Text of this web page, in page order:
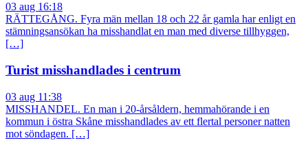
03 aug 16:18
RÄTTEGÅNG. Fyra män mellan 18 och 22 år gamla har enligt en
stämningsansökan ha misshandlat en man med diverse tillhyggen,
[…]
Turist misshandlades i centrum
03 aug 11:38
MISSHANDEL. En man i 20-årsåldern, hemmahörande i en
kommun i östra Skåne misshandlades av ett flertal personer natten
mot söndagen. […]